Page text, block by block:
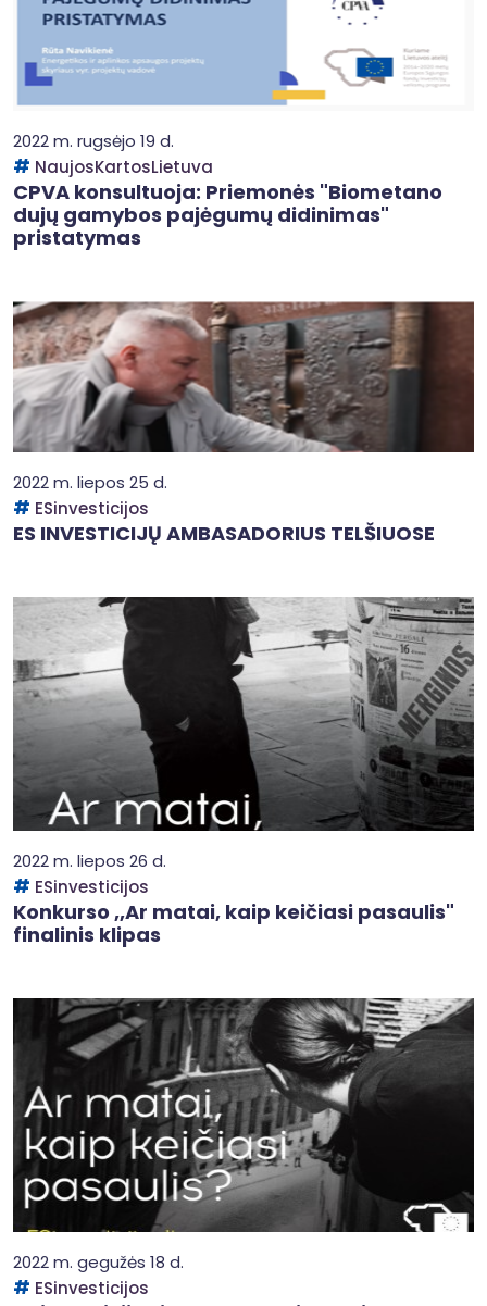
2022 m. rugsėjo 19 d.
NaujosKartosLietuva
CPVA konsultuoja: Priemonės "Biometano
dujų gamybos pajėgumų didinimas"
pristatymas
2022 m. liepos 25 d.
ESinvesticijos
ES INVESTICIJŲ AMBASADORIUS TELŠIUOSE
2022 m. liepos 26 d.
ESinvesticijos
Konkurso ,,Ar matai, kaip keičiasi pasaulis"
finalinis klipas
2022 m. gegužės 18 d.
ESinvesticijos